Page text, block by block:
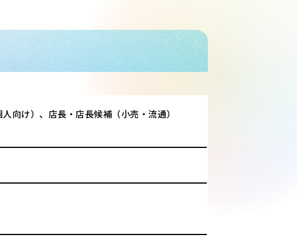
向け）、店長・店長候補（小売・流通）